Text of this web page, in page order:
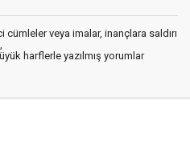
veya imalar, inançlara saldırı
harflerle yazılmış yorumlar